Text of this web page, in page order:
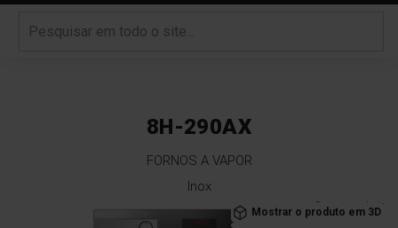
8H-290AX
FORNOS A VAPOR
Inox
Mostrar o produto em 3D
Recomendado